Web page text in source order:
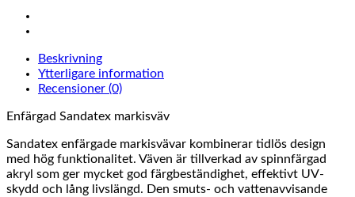
Beskrivning
Ytterligare information
Recensioner (0)
Enfärgad Sandatex markisväv
Sandatex enfärgade markisvävar kombinerar tidlös design
med hög funktionalitet. Väven är tillverkad av spinnfärgad
akryl som ger mycket god färgbeständighet, effektivt UV-
skydd och lång livslängd. Den smuts- och vattenavvisande